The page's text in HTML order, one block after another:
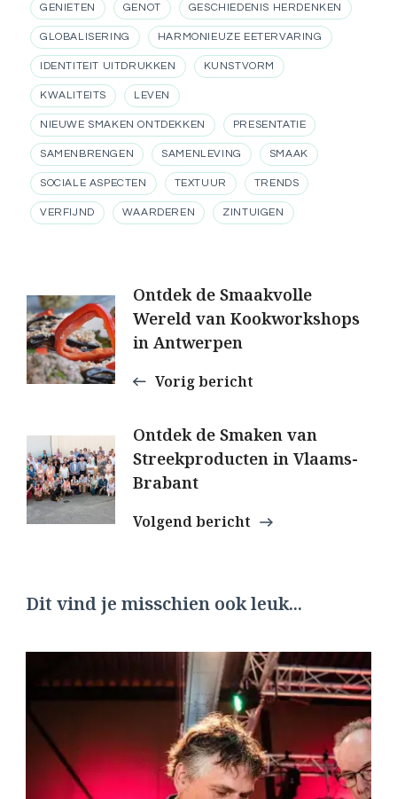
GENIETEN GENOT GESCHIEDENIS HERDENKEN
GLOBALISERING HARMONIEUZE EETERVARING
IDENTITEIT UITDRUKKEN KUNSTVORM
KWALITEITS LEVEN
NIEUWE SMAKEN ONTDEKKEN PRESENTATIE
SAMENBRENGEN SAMENLEVING SMAAK
SOCIALE ASPECTEN TEXTUUR TRENDS
VERFIJND WAARDEREN ZINTUIGEN
Berichtnavigatie
Ontdek de Smaakvolle
Wereld van Kookworkshops
in Antwerpen
Vorig bericht
Ontdek de Smaken van
Streekproducten in Vlaams-
Brabant
Volgend bericht
Dit vind je misschien ook leuk...